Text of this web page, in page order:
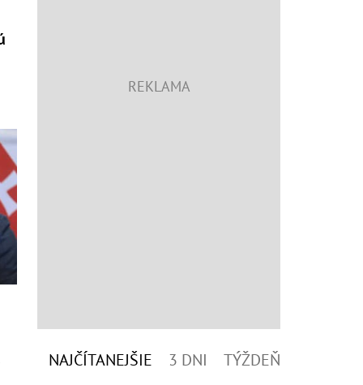
NAJČÍTANEJŠIE 3 DNI TÝŽDEŇ